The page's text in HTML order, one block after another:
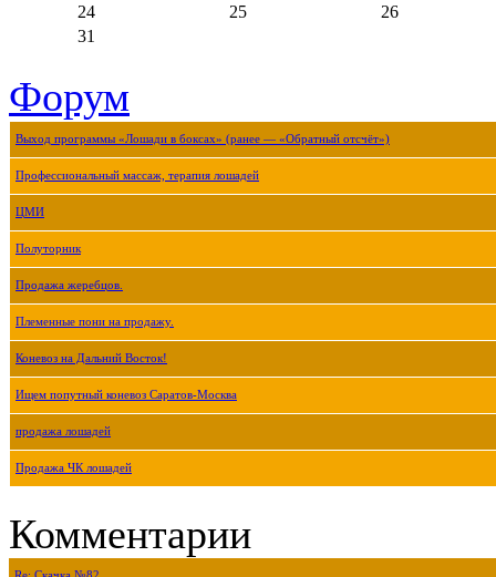
24
25
26
31
Форум
Выход программы «Лошади в боксах» (ранее — «Обратный отсчёт»)
Профессиональный массаж, терапия лошадей
ЦМИ
Полуторник
Продажа жеребцов.
Племенные пони на продажу.
Коневоз на Дальний Восток!
Ищем попутный коневоз Саратов-Москва
продажа лошадей
Продажа ЧК лошадей
Комментарии